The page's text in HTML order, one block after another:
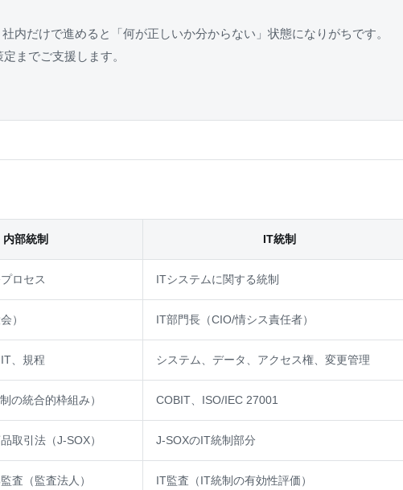
内だけで進めると「何が正しいか分からない」状態になりがちです。
までご支援します。
内部統制 IT統制
ロセス ITシステムに関する統制
） IT部門長（CIO/情シス責任者）
、規程 システム、データ、アクセス権、変更管理
の統合的枠組み） COBIT、ISO/IEC 27001
取引法（J-SOX） J-SOXのIT統制部分
査（監査法人） IT監査（IT統制の有効性評価）